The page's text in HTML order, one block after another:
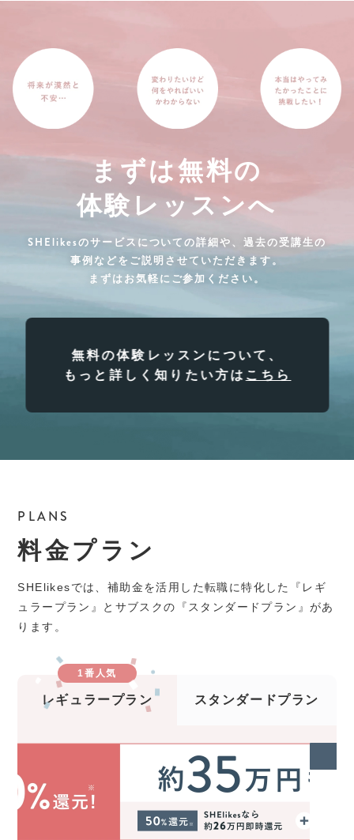
まずは無料の
体験レッスンへ
SHElikesのサービスについての詳細や、過去の受講生の
事例などをご説明させていただきます。
まずはお気軽にご参加ください。
無料の体験レッスンについて、
もっと詳しく知りたい方は こちら
PLANS
料金プラン
SHElikesでは、補助金を活用した転職に特化した『レギ
ュラープラン』とサブスクの『スタンダードプラン』があ
ります。
レギュラープラン
1番人気
スタンダードプラン